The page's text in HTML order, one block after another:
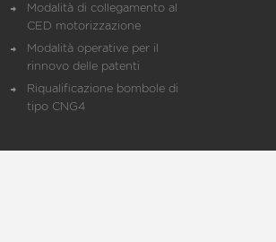
Modalità di collegamento al
CED motorizzazione
Modalità operative per il
rinnovo delle patenti
Riqualificazione bombole di
tipo CNG4